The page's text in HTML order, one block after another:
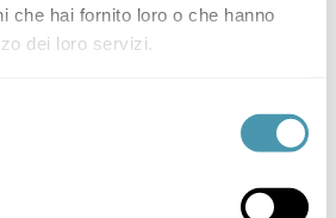
che hai fornito loro o che hanno
dei loro servizi.